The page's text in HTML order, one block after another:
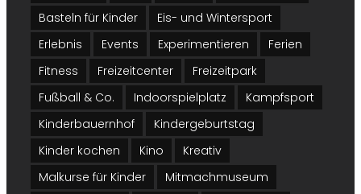
Basteln für Kinder
Eis- und Wintersport
Erlebnis
Events Experimentieren
Ferien
Fitness
Freizeitcenter
Freizeitpark
Fußball & Co.
Indoorspielplatz
Kampfsport
Kinderbauernhof
Kindergeburtstag
Kinder kochen
Kino
Kreativ
Malkurse für Kinder
Mitmachmuseum